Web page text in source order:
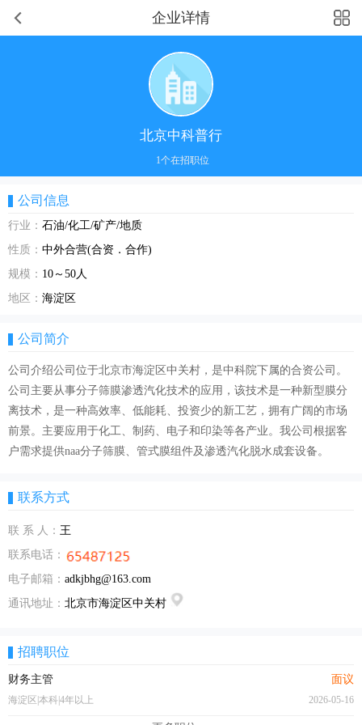
企业详情
北京中科普行
1个在招职位
公司信息
行业： 石油/化工/矿产/地质
性质： 中外合营(合资．合作)
规模： 10～50人
地区： 海淀区
公司简介
公司介绍公司位于北京市海淀区中关村，是中科院下属的合资公司。
公司主要从事分子筛膜渗透汽化技术的应用，该技术是一种新型膜分
离技术，是一种高效率、低能耗、投资少的新工艺，拥有广阔的市场
前景。主要应用于化工、制药、电子和印染等各产业。我公司根据客
户需求提供naa分子筛膜、管式膜组件及渗透汽化脱水成套设备。
联系方式
联 系 人： 王
联系电话：
电子邮箱： adkjbhg@163.com
通讯地址： 北京市海淀区中关村
招聘职位
财务主管 面议
海淀区|本科|4年以上 2026-05-16